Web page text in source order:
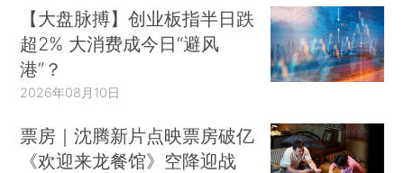
【大盘脉搏】创业板指半日跌
超2% 大消费成今日“避风
港”？
2026年08月10日
票房｜沈腾新片点映票房破亿
《欢迎来龙餐馆》空降迎战